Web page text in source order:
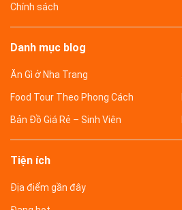
Chính sách
Danh mục blog
Ăn Gì ở Nha Trang
Food Tour Theo Phong Cách
Bản Đồ Giá Rẻ – Sinh Viên
Tiện ích
Địa điểm gần đây